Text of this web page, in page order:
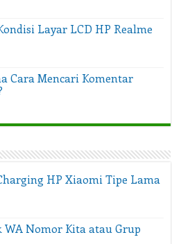
Layar LCD HP Realme
Cara Mencari Komentar
HP Xiaomi Tipe Lama
WA Nomor Kita atau Grup